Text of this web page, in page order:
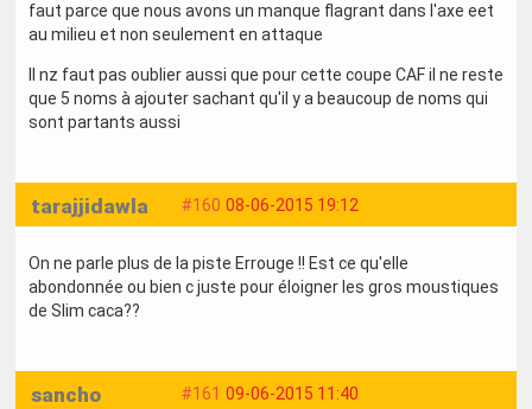
faut parce que nous avons un manque flagrant dans l'axe eet
au milieu et non seulement en attaque
Il nz faut pas oublier aussi que pour cette coupe CAF il ne reste
que 5 noms à ajouter sachant qu'il y a beaucoup de noms qui
sont partants aussi
#160 08-06-2015 19:12
tarajjidawla
On ne parle plus de la piste Errouge !! Est ce qu'elle
abondonnée ou bien c juste pour éloigner les gros moustiques
de Slim caca??
#161 09-06-2015 11:40
sancho